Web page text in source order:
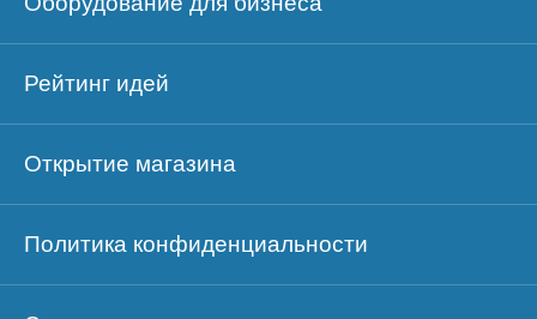
Рейтинг идей
Открытие магазина
Политика конфиденциальности